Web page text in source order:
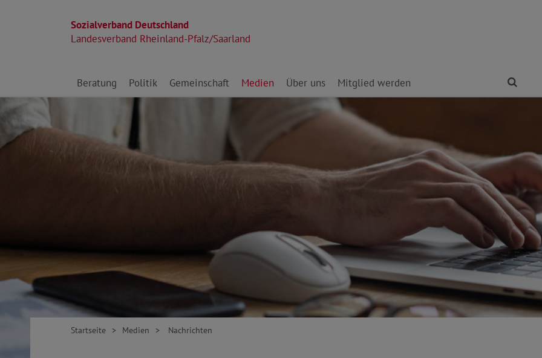
Sozialverband Deutschland
Landesverband Rheinland-Pfalz/Saarland
Direkt zu den Inhalten springen
Beratung Politik Gemeinschaft Medien Über uns Mitglied werden
Startseite Medien Nachrichten